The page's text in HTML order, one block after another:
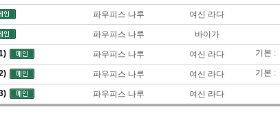
파우피스 나루 여신 라다
파우피스 나루 바이가
파우피스 나루 여신 라다 기본 :
파우피스 나루 여신 라다 기본 :
파우피스 나루 여신 라다